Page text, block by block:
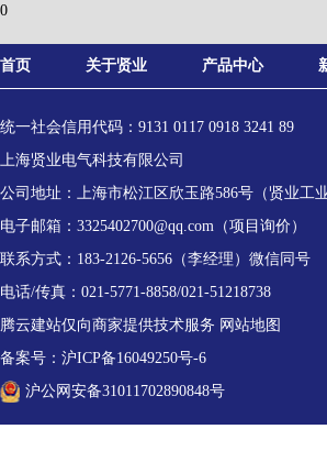
0
首页 关于贤业 产品中心
统一社会信用代码：9131 0117 0918 3241 89
上海贤业电气科技有限公司
公司地址：上海市松江区欣玉路586号（贤业工业
电子邮箱：3325402700@qq.com（项目询价）
联系方式：183-2126-5656（李经理）微信同号
电话/传真：021-5771-8858/021-51218738
腾云建站仅向商家提供技术服务 网站地图
备案号： 沪ICP备16049250号-6
沪公网安备31011702890848号